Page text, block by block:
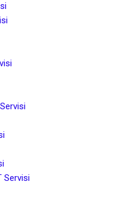
Servisi